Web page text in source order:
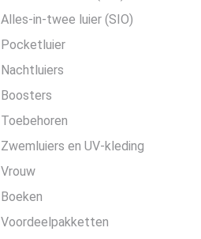
Alles-in-twee luier (SIO)
Pocketluier
Nachtluiers
Boosters
Toebehoren
Zwemluiers en UV-kleding
Vrouw
Boeken
Voordeelpakketten